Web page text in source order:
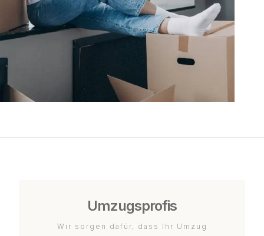
Umzugsprofis
Wir sorgen dafür, dass Ihr Umzug